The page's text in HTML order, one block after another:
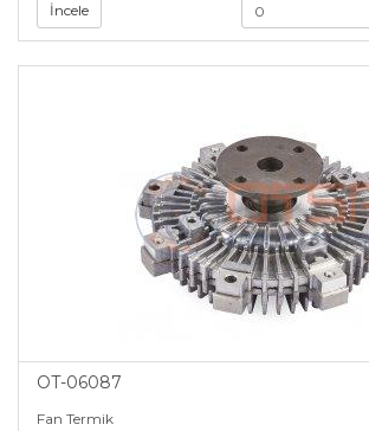
İncele
OT-06087
Fan Termik